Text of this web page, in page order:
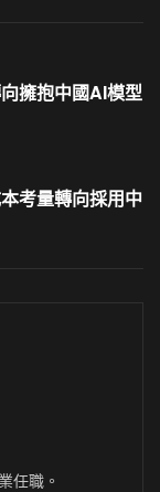
擁抱中國AI模型
考量轉向採用中
任職。